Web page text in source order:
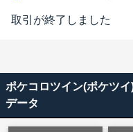
取引が終了しました
ポケコロツイン(ポケツ
データ